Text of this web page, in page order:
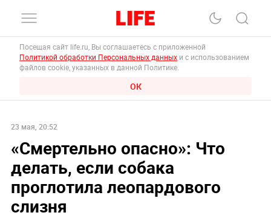
Посещая сайт life.ru, Вы соглашаетесь с приложенной
Политикой обработки Персональных данных и с использованием
файлов cookie, указанных в данной Политике.
ОК
23 мая, 20:52
«Смертельно опасно»: Что
делать, если собака
проглотила леопардового
слизня